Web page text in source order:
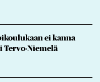
ei kanna
Tervo-Niemelä